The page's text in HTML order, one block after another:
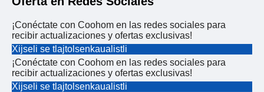
¡Conéctate con Coohom en las redes sociales para
recibir actualizaciones y ofertas exclusivas!
Xijseli se tlajtolsenkaualistli
¡Conéctate con Coohom en las redes sociales para
recibir actualizaciones y ofertas exclusivas!
Xijseli se tlajtolsenkaualistli